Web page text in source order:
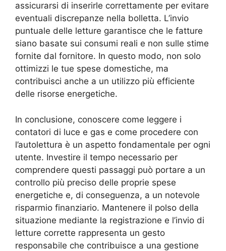
assicurarsi di inserirle correttamente per evitare
eventuali discrepanze nella bolletta. L’invio
puntuale delle letture garantisce che le fatture
siano basate sui consumi reali e non sulle stime
fornite dal fornitore. In questo modo, non solo
ottimizzi le tue spese domestiche, ma
contribuisci anche a un utilizzo più efficiente
delle risorse energetiche.
In conclusione, conoscere come leggere i
contatori di luce e gas e come procedere con
l’autolettura è un aspetto fondamentale per ogni
utente. Investire il tempo necessario per
comprendere questi passaggi può portare a un
controllo più preciso delle proprie spese
energetiche e, di conseguenza, a un notevole
risparmio finanziario. Mantenere il polso della
situazione mediante la registrazione e l’invio di
letture corrette rappresenta un gesto
responsabile che contribuisce a una gestione